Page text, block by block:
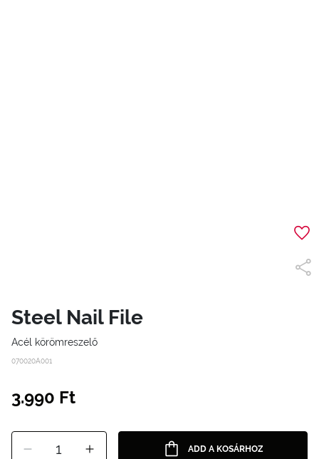
Steel Nail File
Acél körömreszelő
070020A001
3.990 Ft
1 ADD A KOSÁRHOZ